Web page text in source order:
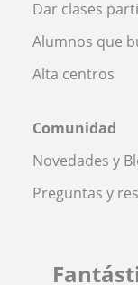
Dar clases
Alumnos que
Alta centros
Comunidad
Novedades y
Preguntas y